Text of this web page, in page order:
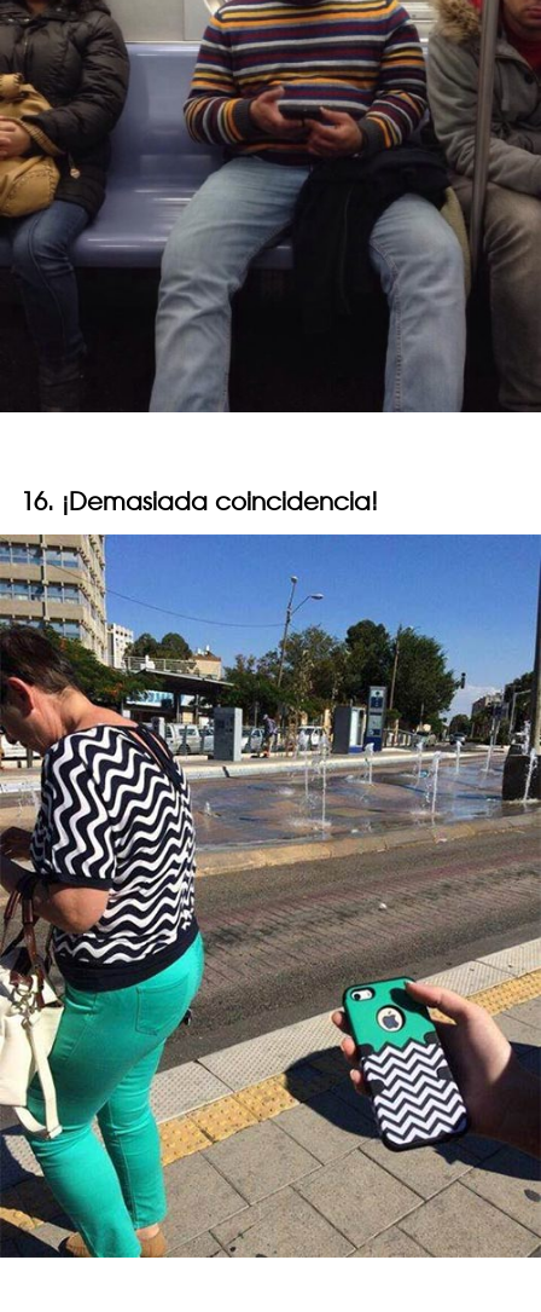
16. ¡Demasiada coincidencia!